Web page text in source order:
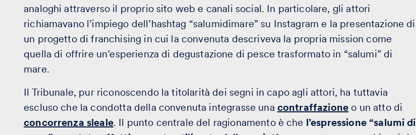
analoghi attraverso il proprio sito web e canali social. In particolare, gli attori
richiamavano l’impiego dell’hashtag “salumidimare” su Instagram e la presentazione di
un progetto di franchising in cui la convenuta descriveva la propria mission come
quella di offrire un’esperienza di degustazione di pesce trasformato in “salumi” di
mare.
Il Tribunale, pur riconoscendo la titolarità dei segni in capo agli attori, ha tuttavia
escluso che la condotta della convenuta integrasse una contraffazione o un atto di
concorrenza sleale. Il punto centrale del ragionamento è che l’espressione “salumi di